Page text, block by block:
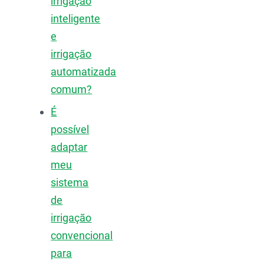
inteligente
e
irrigação
automatizada
comum?
É
possível
adaptar
meu
sistema
de
irrigação
convencional
para